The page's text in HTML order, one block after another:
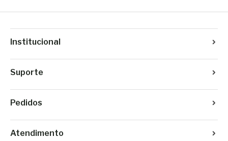
Institucional
Suporte
Pedidos
Atendimento